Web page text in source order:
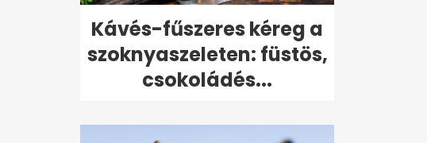
Kávés-fűszeres kéreg a
szoknyaszeleten: füstös,
csokoládés...